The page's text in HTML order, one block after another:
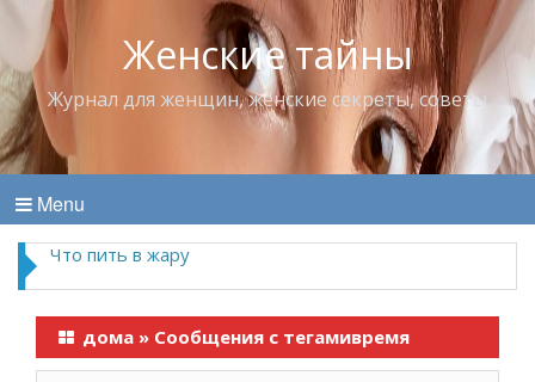
Женские тайны
Журнал для женщин, женские секреты, советы
Menu
Что пить в жару
дома » Сообщения с тегамивремя